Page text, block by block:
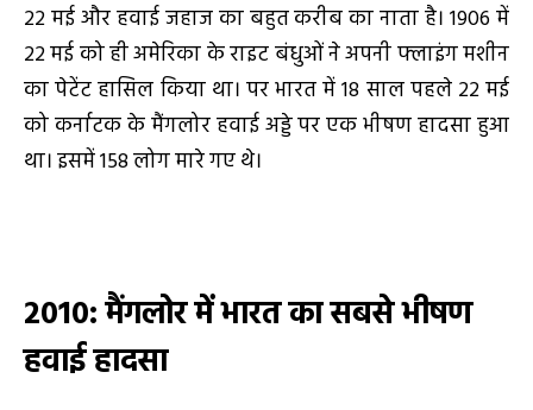
22 मई और हवाई जहाज का बहुत करीब का नाता है। 1906 में
22 मई को ही अमेरिका के राइट बंधुओं ने अपनी फ्लाइंग मशीन
का पेटेंट हासिल किया था। पर भारत में 18 साल पहले 22 मई
को कर्नाटक के मैंगलोर हवाई अड्डे पर एक भीषण हादसा हुआ
था। इसमें 158 लोग मारे गए थे।
2010: मैंगलोर में भारत का सबसे भीषण
हवाई हादसा